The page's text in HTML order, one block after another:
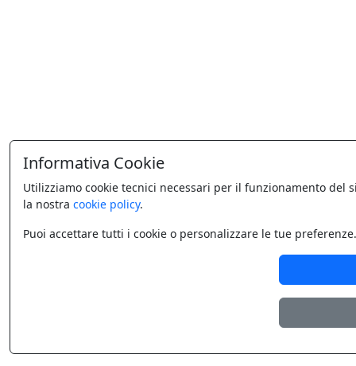
Informativa Cookie
Utilizziamo cookie tecnici necessari per il funzionamento
la nostra cookie policy.
Puoi accettare tutti i cookie o personalizzare le tue preferenze.